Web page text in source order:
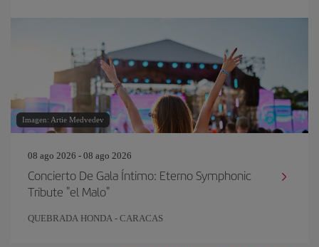
Imagen: Artie Medvedev
08 ago 2026 - 08 ago 2026
Concierto De Gala Íntimo: Eterno Symphonic
Tribute "el Malo"
QUEBRADA HONDA - CARACAS